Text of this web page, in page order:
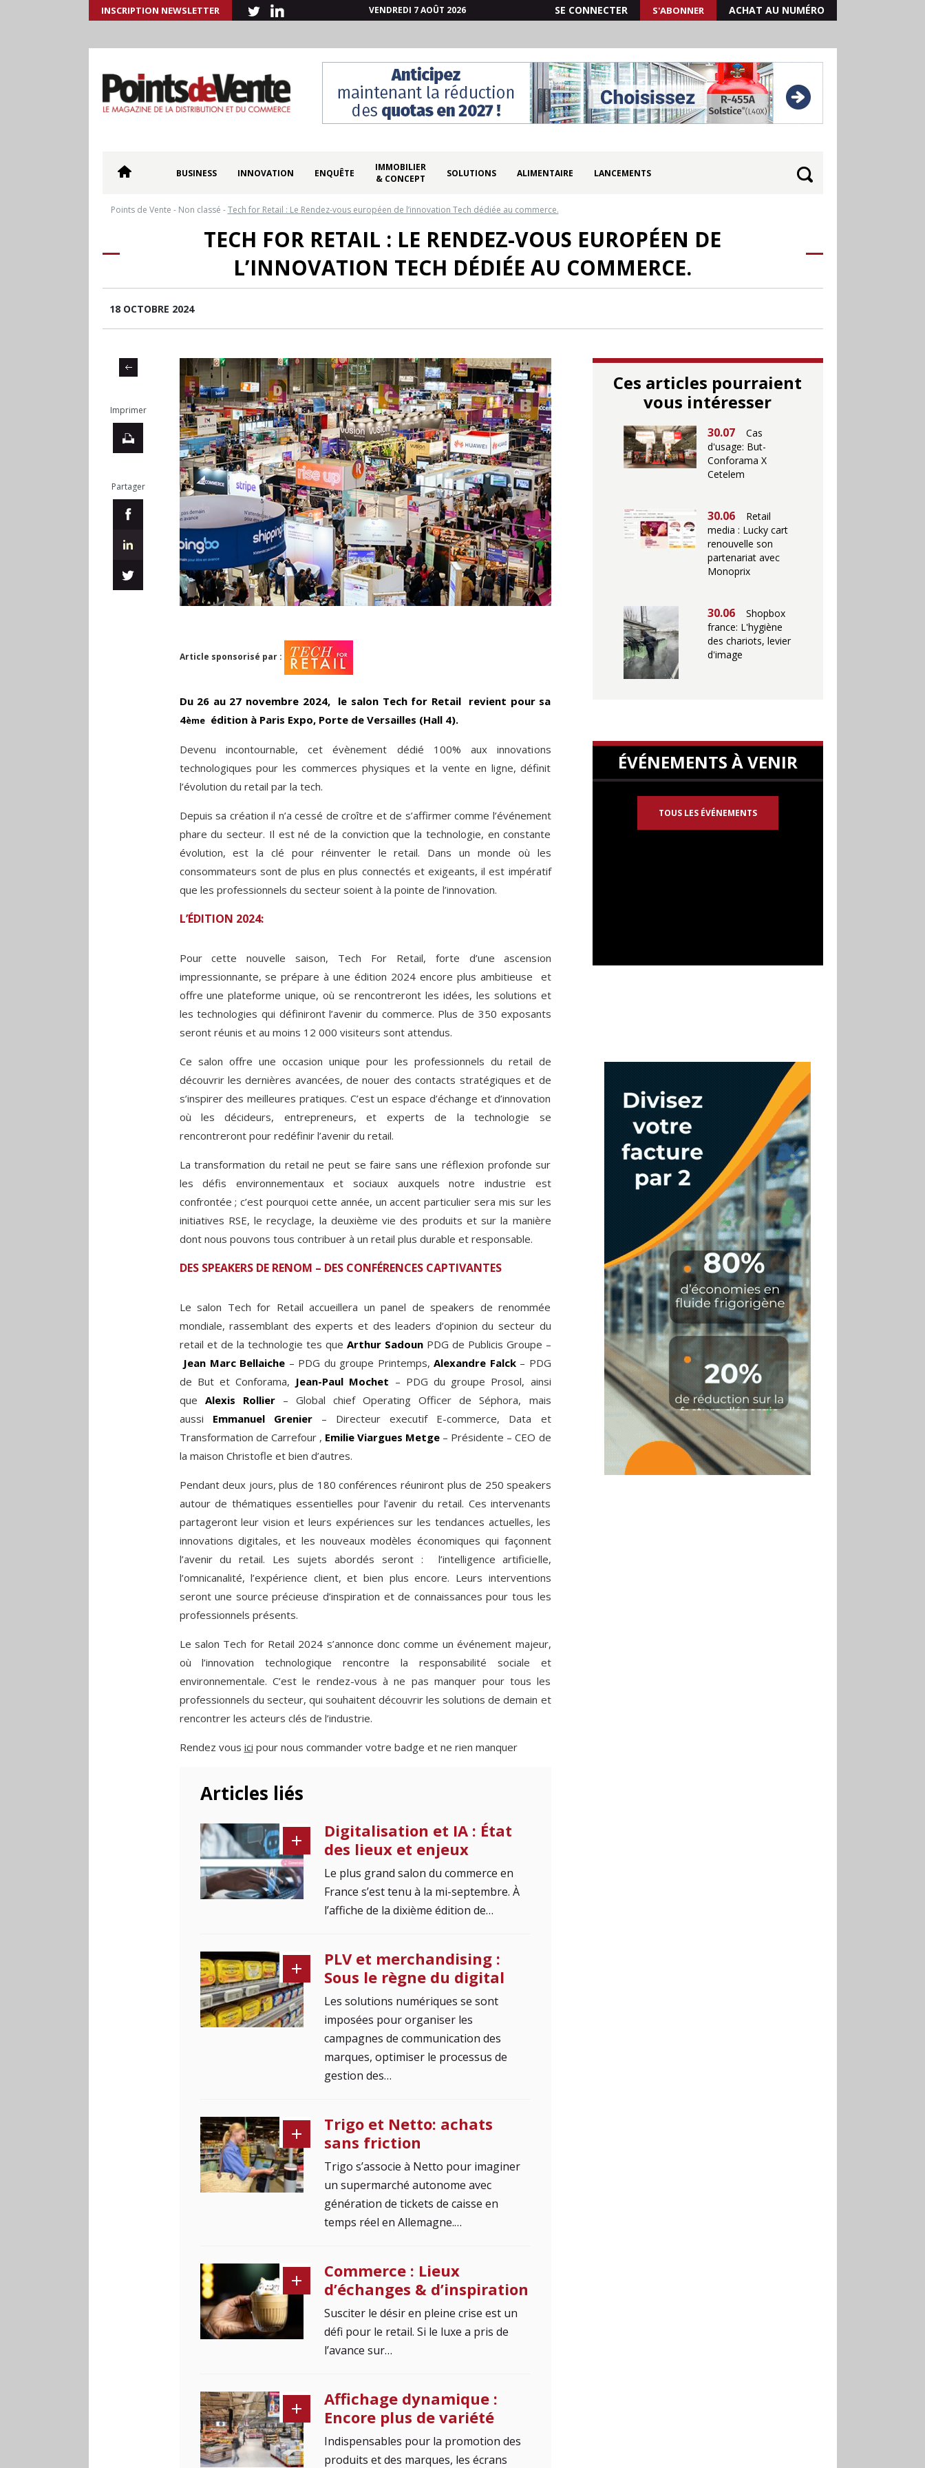
INSCRIPTION NEWSLETTER VENDREDI 7 AOÛT 2026 SE CONNECTER S'ABONNER ACHAT AU NUMÉRO
BUSINESS INNOVATION ENQUÊTE
IMMOBILIER
& CONCEPT
SOLUTIONS ALIMENTAIRE LANCEMENTS
Points de Vente - Non classé -Tech for Retail : Le Rendez-vous européen de l’innovation Tech dédiée au commerce.
TECH FOR RETAIL : LE RENDEZ-VOUS EUROPÉEN DE
L’INNOVATION TECH DÉDIÉE AU COMMERCE.
18 OCTOBRE 2024
Imprimer
Partager
Article sponsorisé par :
Du 26 au 27 novembre 2024, le salon Tech for Retail revient pour sa
4èmeédition à Paris Expo, Porte de Versailles (Hall 4).
Devenu incontournable, cet évènement dédié 100% aux innovations
technologiques pour les commerces physiques et la vente en ligne, définit
l’évolution du retail par la tech.
Depuis sa création il n’a cessé de croître et de s’affirmer comme l’événement
phare du secteur. Il est né de la conviction que la technologie, en constante
évolution, est la clé pour réinventer le retail. Dans un monde où les
consommateurs sont de plus en plus connectés et exigeants, il est impératif
que les professionnels du secteur soient à la pointe de l’innovation.
L’ÉDITION 2024:
Pour cette nouvelle saison, Tech For Retail, forte d’une ascension
impressionnante, se prépare à une édition 2024 encore plus ambitieuse et
offre une plateforme unique, où se rencontreront les idées, les solutions et
les technologies qui définiront l’avenir du commerce. Plus de 350 exposants
seront réunis et au moins 12 000 visiteurs sont attendus.
Ce salon offre une occasion unique pour les professionnels du retail de
découvrir les dernières avancées, de nouer des contacts stratégiques et de
s’inspirer des meilleures pratiques. C’est un espace d’échange et d’innovation
où les décideurs, entrepreneurs, et experts de la technologie se
rencontreront pour redéfinir l’avenir du retail.
La transformation du retail ne peut se faire sans une réflexion profonde sur
les défis environnementaux et sociaux auxquels notre industrie est
confrontée ; c’est pourquoi cette année, un accent particulier sera mis sur les
initiatives RSE, le recyclage, la deuxième vie des produits et sur la manière
dont nous pouvons tous contribuer à un retail plus durable et responsable.
DES SPEAKERS DE RENOM – DES CONFÉRENCES CAPTIVANTES
Le salon Tech for Retail accueillera un panel de speakers de renommée
mondiale, rassemblant des experts et des leaders d’opinion du secteur du
retail et de la technologie tes que Arthur SadounPDG de Publicis Groupe –
Jean Marc Bellaiche – PDG du groupe Printemps, Alexandre Falck – PDG
de But et Conforama, Jean-Paul Mochet – PDG du groupe Prosol, ainsi
que Alexis Rollier– Global chief Operating Officer de Séphora, mais
aussi Emmanuel Grenier– Directeur executif E-commerce, Data et
Transformation de Carrefour , Emilie Viargues Metge – Présidente – CEO de
la maison Christofle et bien d’autres.
Pendant deux jours, plus de 180 conférences réuniront plus de 250 speakers
autour de thématiques essentielles pour l’avenir du retail. Ces intervenants
partageront leur vision et leurs expériences sur les tendances actuelles, les
innovations digitales, et les nouveaux modèles économiques qui façonnent
l’avenir du retail. Les sujets abordés seront : l’intelligence artificielle,
l’omnicanalité, l’expérience client, et bien plus encore. Leurs interventions
seront une source précieuse d’inspiration et de connaissances pour tous les
professionnels présents.
Le salon Tech for Retail 2024 s’annonce donc comme un événement majeur,
où l’innovation technologique rencontre la responsabilité sociale et
environnementale. C’est le rendez-vous à ne pas manquer pour tous les
professionnels du secteur, qui souhaitent découvrir les solutions de demain et
rencontrer les acteurs clés de l’industrie.
Rendez vous ici pour nous commander votre badge et ne rien manquer
Articles liés
Digitalisation et IA : État
des lieux et enjeux
Le plus grand salon du commerce en
France s’est tenu à la mi-septembre. À
l’affiche de la dixième édition de…
PLV et merchandising :
Sous le règne du digital
Les solutions numériques se sont
imposées pour organiser les
campagnes de communication des
marques, optimiser le processus de
gestion des…
Trigo et Netto: achats
sans friction
Trigo s’associe à Netto pour imaginer
un supermarché autonome avec
génération de tickets de caisse en
temps réel en Allemagne.…
Commerce : Lieux
d’échanges & d’inspiration
Susciter le désir en pleine crise est un
défi pour le retail. Si le luxe a pris de
l’avance sur…
Affichage dynamique :
Encore plus de variété
Indispensables pour la promotion des
produits et des marques, les écrans
Ces articles pourraient
vous intéresser
30.07
Cas
d'usage: But-
Conforama X
Cetelem
30.06
Retail
media : Lucky cart
renouvelle son
partenariat avec
Monoprix
30.06
Shopbox
france: L'hygiène
des chariots, levier
d'image
ÉVÉNEMENTS À VENIR
TOUS LES ÉVÉNEMENTS